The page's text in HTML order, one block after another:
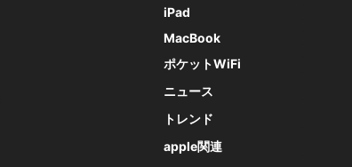
iPad
MacBook
ポケットWiFi
ニュース
トレンド
apple関連